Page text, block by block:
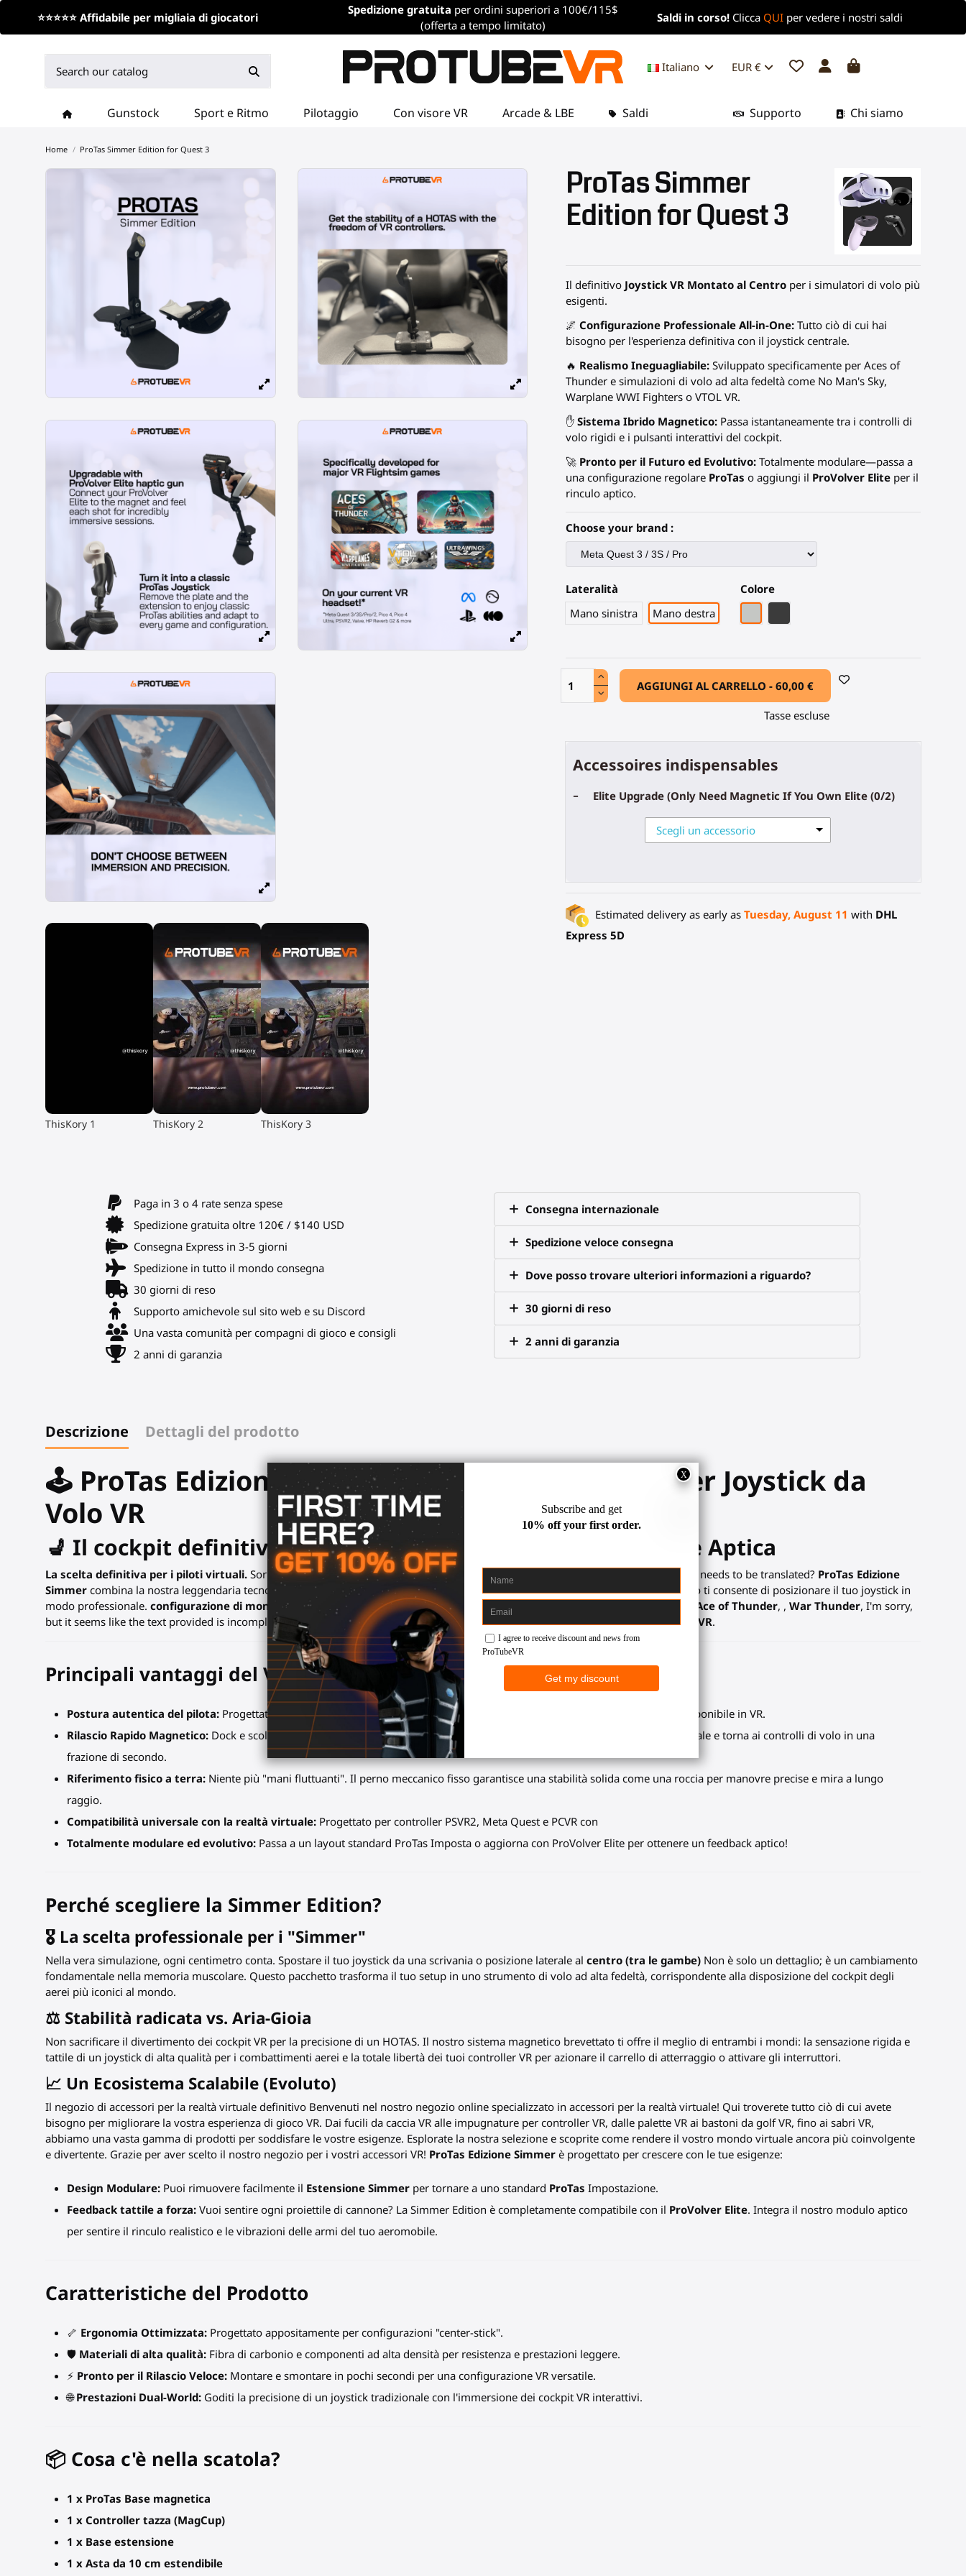
⭐⭐⭐⭐⭐ Affidabile per migliaia di giocatori
Spedizione gratuita per ordini superiori a 100€/115$
(offerta a tempo limitato)
Saldi in corso! Clicca QUI per vedere i nostri saldi
EUR €
Italiano
Gunstock Sport e Ritmo Pilotaggio Con visore VR Arcade & LBE Saldi Chi siamo
Supporto
Home ProTas Simmer Edition for Quest 3
▶
ThisKory 1 ▶
ThisKory 2 ▶
ThisKory 3
ProTas Simmer
Edition for Quest 3
Il definitivo Joystick VR Montato al Centroper i simulatori di volo più
esigenti.
🌌 Configurazione Professionale All-in-One:Tutto ciò di cui hai
bisogno per l'esperienza definitiva con il joystick centrale.
🔥 Realismo Ineguagliabile:Sviluppato specificamente per Aces of
Thunder e simulazioni di volo ad alta fedeltà come No Man's Sky,
Warplane WWI Fighters o VTOL VR.
✋ Sistema Ibrido Magnetico:Passa istantaneamente tra i controlli di
volo rigidi e i pulsanti interattivi del cockpit.
🚀 Pronto per il Futuro ed Evolutivo:Totalmente modulare—passa a
una configurazione regolare ProTas o aggiungi il ProVolver Eliteper il
rinculo aptico.
Choose your brand :
Lateralità
Mano sinistra
Mano destra
Colore
AGGIUNGI AL CARRELLO -60,00 €
Tasse escluse
Accessoires indispensables
- Elite Upgrade (Only Need Magnetic If You Own Elite (0/2)
Scegli un accessorio
Estimated delivery as early as Tuesday, August 11 with DHL
Express 5D
Paga in 3 o 4 rate senza spese
Spedizione gratuita oltre 120€ / $140 USD
Consegna Express in 3-5 giorni
Spedizione in tutto il mondo consegna
30 giorni di reso
Supporto amichevole sul sito web e su Discord
Una vasta comunità per compagni di gioco e consigli
2 anni di garanzia
Consegna internazionale
Spedizione veloce consegna
Dove posso trovare ulteriori informazioni a riguardo?
30 giorni di reso
2 anni di garanzia
Descrizione Dettagli del prodotto
🕹️ ProTas Edizione Simmer - Supporto Centrale per Joystick da
Volo VR
💺 Il cockpit definitivo: Immersione, Precisione ed Evoluzione Aptica
La scelta definitiva per i piloti virtuali. Sorry, it seems like your message is incomplete. Could you please provide the full text that needs to be translated? ProTas Edizione
Simmer combina la nostra leggendaria tecnologia di joystick magnetico con ilKit di prolunga Simmer. Questo pacchetto completo ti consente di posizionare il tuo joystick in
modo professionale.configurazione di montaggio centrale , riproducendo perfettamente i cockpit degli aerei ad alte prestazioni. Ace of Thunder, ,War Thunder, I'm sorry,
but it seems like the text provided is incomplete. Could you please provide the full HTML content that needs to be translated?VTOL VR.
Principali vantaggi del VR: ProTas Edizione Simmer
Postura autentica del pilota: Progettato per essere posizionato "tra le gambe", offrendo la postura da pilota più autentica disponibile in VR.
Rilascio Rapido Magnetico: Dock e scollega il tuo VR controller istantaneamente. Interagisci con i pulsanti del tuo cockpit virtuale e torna ai controlli di volo in una
frazione di secondo.
Riferimento fisico a terra: Niente più "mani fluttuanti". Il perno meccanico fisso garantisce una stabilità solida come una roccia per manovre precise e mira a lungo
raggio.
Compatibilità universale con la realtà virtuale: Progettato per controller PSVR2, Meta Quest e PCVR con
Totalmente modulare ed evolutivo: Passa a un layout standard ProTas Imposta o aggiorna con ProVolver Elite per ottenere un feedback aptico!
Perché scegliere la Simmer Edition?
🎖️ La scelta professionale per i "Simmer"
Nella vera simulazione, ogni centimetro conta. Spostare il tuo joystick da una scrivania o posizione laterale alcentro (tra le gambe) Non è solo un dettaglio; è un cambiamento
fondamentale nella memoria muscolare. Questo pacchetto trasforma il tuo setup in uno strumento di volo ad alta fedeltà, corrispondente alla disposizione del cockpit degli
aerei più iconici al mondo.
⚖️ Stabilità radicata vs. Aria-Gioia
Non sacrificare il divertimento dei cockpit VR per la precisione di un HOTAS. Il nostro sistema magnetico brevettato ti offre il meglio di entrambi i mondi: la sensazione rigida e
tattile di un joystick di alta qualità per i combattimenti aerei e la totale libertà dei tuoi controller VR per azionare il carrello di atterraggio o attivare gli interruttori.
📈 Un Ecosistema Scalabile (Evoluto)
Il negozio di accessori per la realtà virtuale definitivo Benvenuti nel nostro negozio online specializzato in accessori per la realtà virtuale! Qui troverete tutto ciò di cui avete
bisogno per migliorare la vostra esperienza di gioco VR. Dai fucili da caccia VR alle impugnature per controller VR, dalle palette VR ai bastoni da golf VR, fino ai sabri VR,
abbiamo una vasta gamma di prodotti per soddisfare le vostre esigenze. Esplorate la nostra selezione e scoprite come rendere il vostro mondo virtuale ancora più coinvolgente
e divertente. Grazie per aver scelto il nostro negozio per i vostri accessori VR! ProTas Edizione Simmer è progettato per crescere con le tue esigenze:
Design Modulare: Puoi rimuovere facilmente il Estensione Simmer per tornare a uno standard ProTas Impostazione.
Feedback tattile a forza: Vuoi sentire ogni proiettile di cannone? La Simmer Edition è completamente compatibile con il ProVolver Elite. Integra il nostro modulo aptico
per sentire il rinculo realistico e le vibrazioni delle armi del tuo aeromobile.
Caratteristiche del Prodotto
🦴 Ergonomia Ottimizzata: Progettato appositamente per configurazioni "center-stick".
🛡️ Materiali di alta qualità: Fibra di carbonio e componenti ad alta densità per resistenza e prestazioni leggere.
⚡ Pronto per il Rilascio Veloce: Montare e smontare in pochi secondi per una configurazione VR versatile.
🌐Prestazioni Dual-World: Goditi la precisione di un joystick tradizionale con l'immersione dei cockpit VR interattivi.
📦 Cosa c'è nella scatola?
1 x ProTas Base magnetica
1 x Controller tazza (MagCup)
1 x Base estensione
1 x Asta da 10 cm estendibile